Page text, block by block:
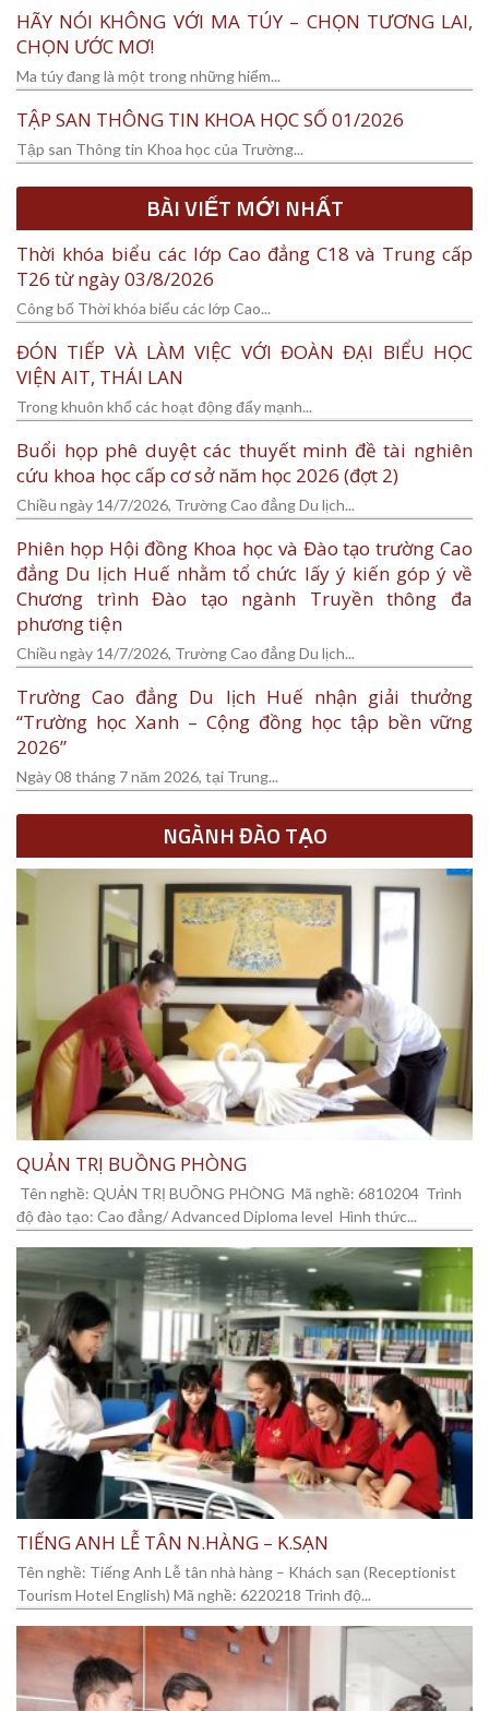
HÃY NÓI KHÔNG VỚI MA TÚY – CHỌN TƯƠNG LAI,
CHỌN ƯỚC MƠ!
Ma túy đang là một trong những hiểm...
TẬP SAN THÔNG TIN KHOA HỌC SỐ 01/2026
Tập san Thông tin Khoa học của Trường...
BÀI VIẾT MỚI NHẤT
Thời khóa biểu các lớp Cao đẳng C18 và Trung cấp
T26 từ ngày 03/8/2026
Công bố Thời khóa biểu các lớp Cao...
ĐÓN TIẾP VÀ LÀM VIỆC VỚI ĐOÀN ĐẠI BIỂU HỌC
VIỆN AIT, THÁI LAN
Trong khuôn khổ các hoạt động đẩy mạnh...
Buổi họp phê duyệt các thuyết minh đề tài nghiên
cứu khoa học cấp cơ sở năm học 2026 (đợt 2)
Chiều ngày 14/7/2026, Trường Cao đẳng Du lịch...
Phiên họp Hội đồng Khoa học và Đào tạo trường Cao
đẳng Du lịch Huế nhằm tổ chức lấy ý kiến góp ý về
Chương trình Đào tạo ngành Truyền thông đa
phương tiện
Chiều ngày 14/7/2026, Trường Cao đẳng Du lịch...
Trường Cao đẳng Du lịch Huế nhận giải thưởng
“Trường học Xanh – Cộng đồng học tập bền vững
2026”
Ngày 08 tháng 7 năm 2026, tại Trung...
NGÀNH ĐÀO TẠO
QUẢN TRỊ BUỒNG PHÒNG
Tên nghề: QUẢN TRỊ BUỒNG PHÒNG Mã nghề: 6810204 Trình
độ đào tạo: Cao đẳng/ Advanced Diploma level Hình thức...
TIẾNG ANH LỄ TÂN N.HÀNG – K.SẠN
Tên nghề: Tiếng Anh Lễ tân nhà hàng – Khách sạn (Receptionist
Tourism Hotel English) Mã nghề: 6220218 Trình độ...